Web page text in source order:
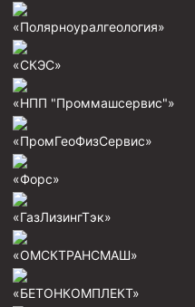
Обурочный комплекс ОК
Фрезеры торцевые с
Магнитные ловители
Фрезеры арбузообразные
Фрезеры стартово-
Фрезеры Барракуда
«Полярноуралгеология»
«СКЭС»
«НПП "Проммашсервис"»
«ПромГеоФизСервис»
«Форс»
«ГазЛизингТэк»
«ОМСКТРАНСМАШ»
«БЕТОНКОМПЛЕКТ»